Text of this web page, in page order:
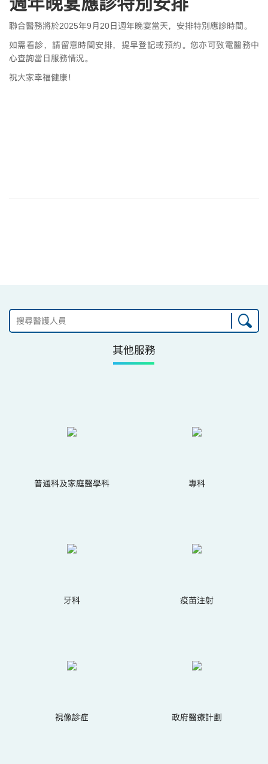
聯合醫務將於2025年9月20日週年晚宴當天，安排特別應診時間。
如需看診，請留意時間安排，提早登記或預約。您亦可致電醫務中
心查詢當日服務情況。
祝大家幸福健康！
其他服務
普通科及家庭醫學科 專科
牙科 疫苗注射
視像診症 政府醫療計劃